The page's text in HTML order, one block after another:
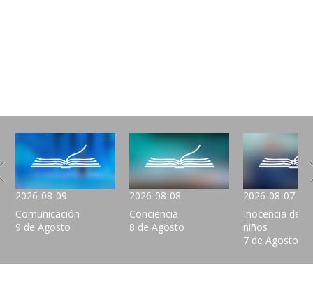
2026-08-09
Comunicación
9 de Agosto
2026-08-08
Conciencia
8 de Agosto
2026-08-07
Inocencia de
niños
7 de Agosto